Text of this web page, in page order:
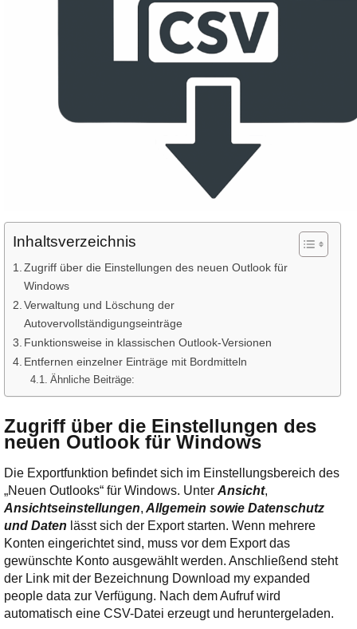
Inhaltsverzeichnis
Zugriff über die Einstellungen des neuen Outlook für
Windows
Verwaltung und Löschung der
Autovervollständigungseinträge
Funktionsweise in klassischen Outlook-Versionen
Entfernen einzelner Einträge mit Bordmitteln
Ähnliche Beiträge:
Zugriff über die Einstellungen des
neuen Outlook für Windows
Die Exportfunktion befindet sich im Einstellungsbereich des
„Neuen Outlooks“ für Windows. Unter Ansicht,
Ansichtseinstellungen, Allgemein sowie Datenschutz
und Daten lässt sich der Export starten. Wenn mehrere
Konten eingerichtet sind, muss vor dem Export das
gewünschte Konto ausgewählt werden. Anschließend steht
der Link mit der Bezeichnung Download my expanded
people data zur Verfügung. Nach dem Aufruf wird
automatisch eine CSV-Datei erzeugt und heruntergeladen.